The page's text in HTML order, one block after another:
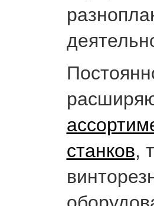
станков,